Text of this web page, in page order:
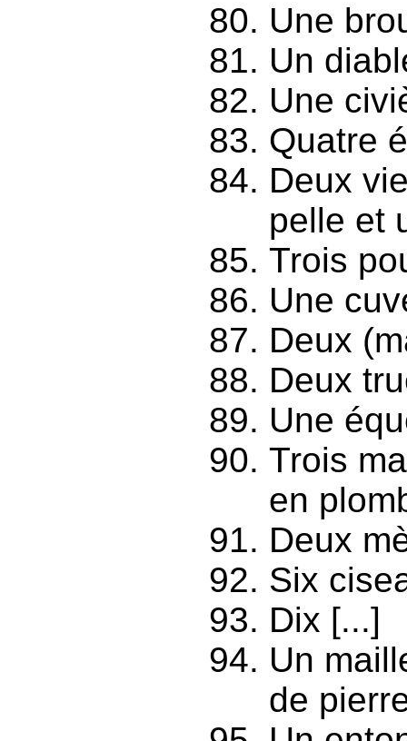
Une
Un
Une
Quatre
Deux
pelle et
Trois
Une
Deux
Deux
Une
Trois
en
Deux
Six
Dix [...]
Un
de